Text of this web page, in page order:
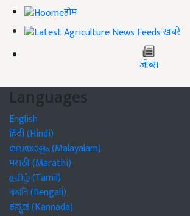
होम
ख़बरें
जॉब्स
Languages
English
हिंदी (Hindi)
മലയാളം (Malayalam)
मराठी (Marathi)
தமிழ் (Tamil)
বাঙালি (Bengali)
ಕನ್ನಡ (Kannada)